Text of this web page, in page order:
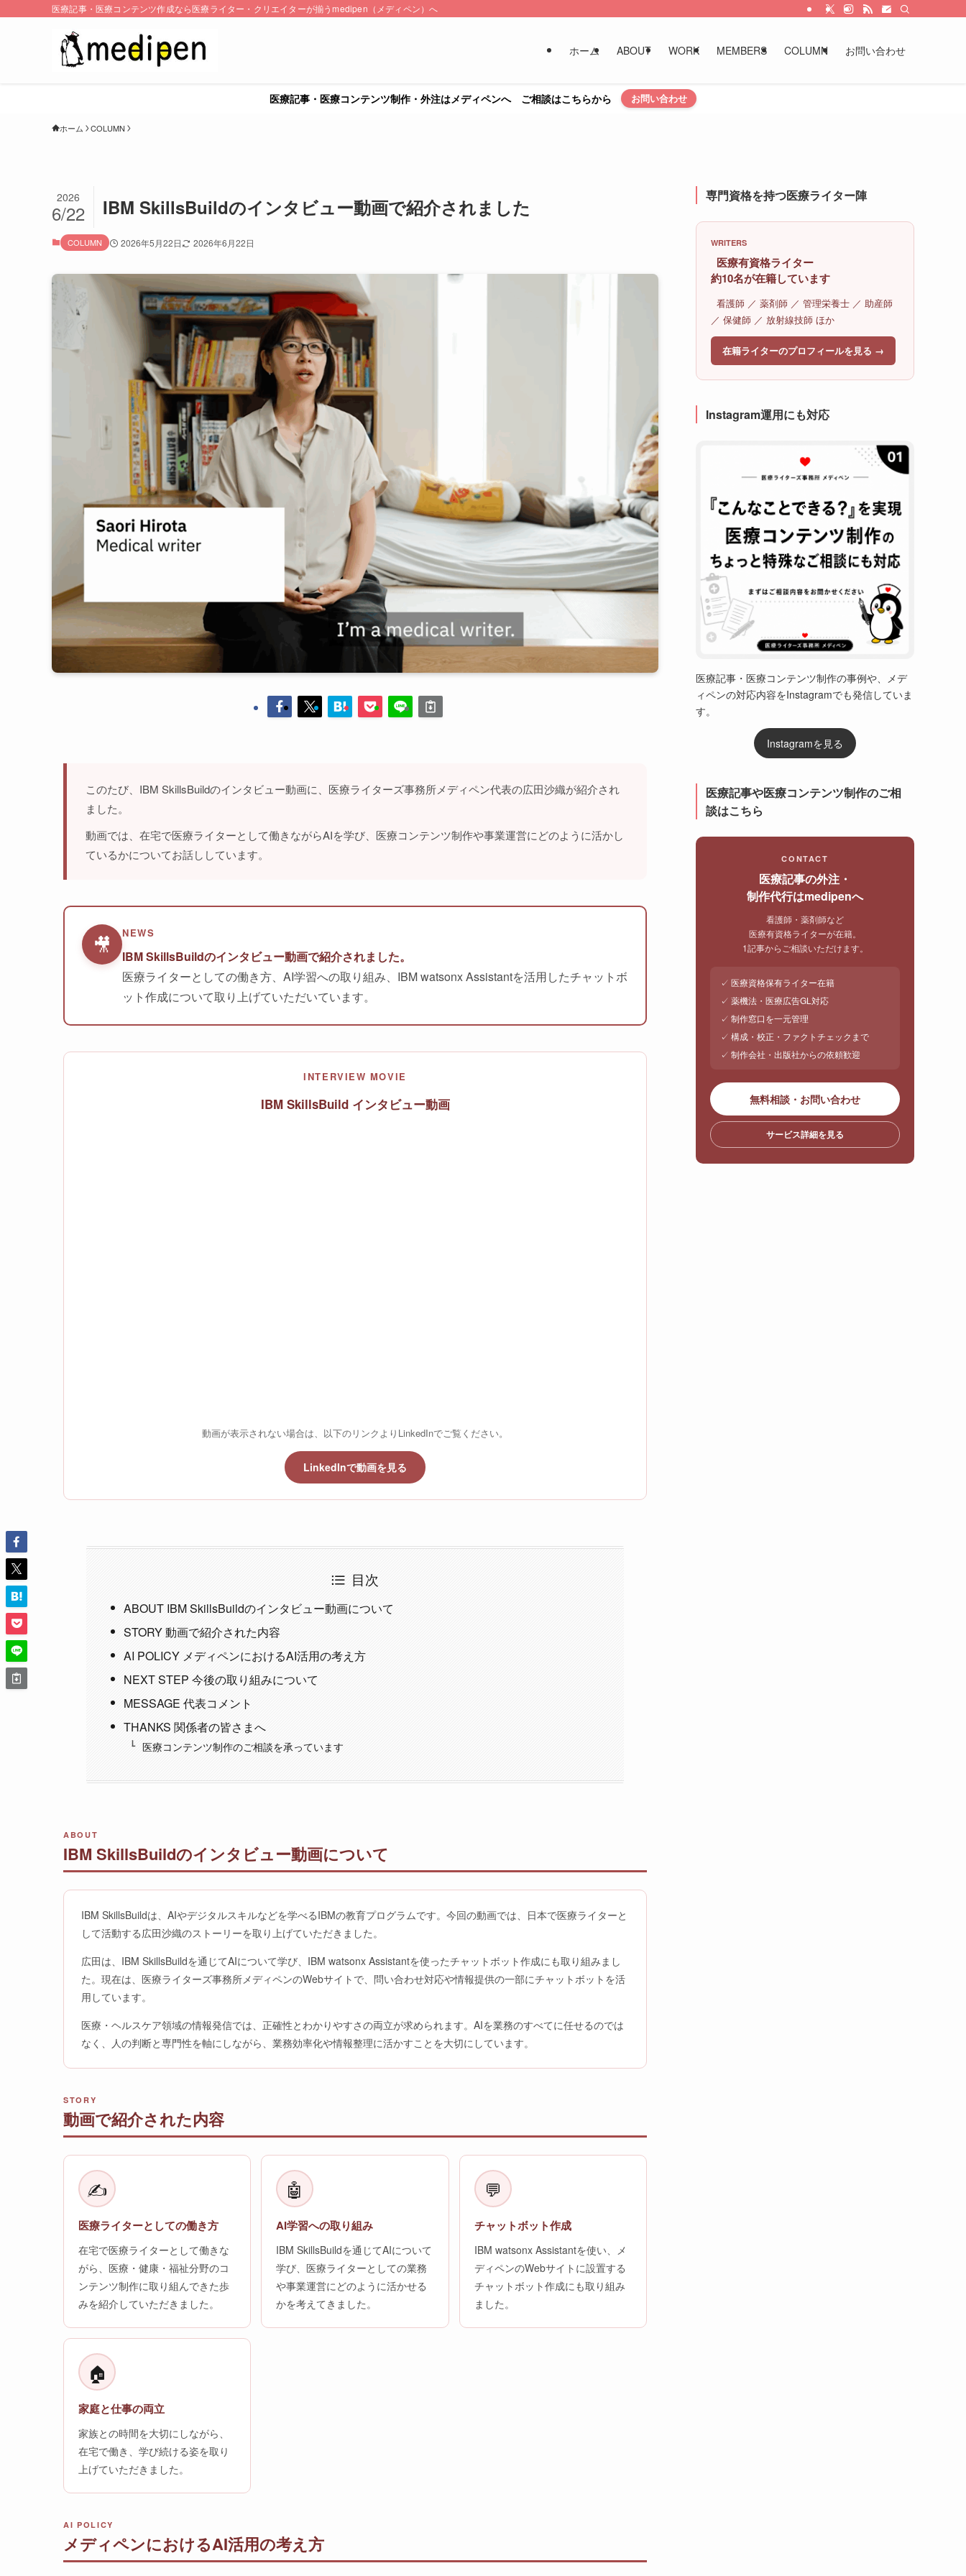
医療記事・医療コンテンツ作成なら医療ライター・クリエイターが揃うmedipen（メディペン）へ
ホーム ABOUT WORK MEMBERS COLUMN お問い合わせ
医療記事・医療コンテンツ制作・外注はメディペンへ ご相談はこちらから お問い合わせ
ホーム COLUMN
IBM SkillsBuildのインタビュー動画で紹介されました
2026
6/22
COLUMN 2026年5月22日 2026年6月22日
このたび、IBM SkillsBuildのインタビュー動画に、医療ライターズ事務所メディペン代表の広田沙織が紹介され
ました。
動画では、在宅で医療ライターとして働きながらAIを学び、医療コンテンツ制作や事業運営にどのように活かし
ているかについてお話ししています。
🎥 NEWS
IBM SkillsBuildのインタビュー動画で紹介されました。
医療ライターとしての働き方、AI学習への取り組み、IBM watsonx Assistantを活用したチャットボ
ット作成について取り上げていただいています。
INTERVIEW MOVIE
IBM SkillsBuild インタビュー動画
動画が表示されない場合は、以下のリンクよりLinkedInでご覧ください。
LinkedInで動画を見る
目次
ABOUT IBM SkillsBuildのインタビュー動画について
STORY 動画で紹介された内容
AI POLICY メディペンにおけるAI活用の考え方
NEXT STEP 今後の取り組みについて
MESSAGE 代表コメント
THANKS 関係者の皆さまへ
医療コンテンツ制作のご相談を承っています
ABOUT
IBM SkillsBuildのインタビュー動画について
IBM SkillsBuildは、AIやデジタルスキルなどを学べるIBMの教育プログラムです。今回の動画では、日本で医療ライターと
して活動する広田沙織のストーリーを取り上げていただきました。
広田は、IBM SkillsBuildを通じてAIについて学び、IBM watsonx Assistantを使ったチャットボット作成にも取り組みまし
た。現在は、医療ライターズ事務所メディペンのWebサイトで、問い合わせ対応や情報提供の一部にチャットボットを活
用しています。
医療・ヘルスケア領域の情報発信では、正確性とわかりやすさの両立が求められます。AIを業務のすべてに任せるのでは
なく、人の判断と専門性を軸にしながら、業務効率化や情報整理に活かすことを大切にしています。
STORY
動画で紹介された内容
✍️
医療ライターとしての働き方
在宅で医療ライターとして働きな
がら、医療・健康・福祉分野のコ
ンテンツ制作に取り組んできた歩
みを紹介していただきました。
🤖
AI学習への取り組み
IBM SkillsBuildを通じてAIについて
学び、医療ライターとしての業務
や事業運営にどのように活かせる
かを考えてきました。
💬
チャットボット作成
IBM watsonx Assistantを使い、メ
ディペンのWebサイトに設置する
チャットボット作成にも取り組み
ました。
🏠
家庭と仕事の両立
家族との時間を大切にしながら、
在宅で働き、学び続ける姿を取り
上げていただきました。
AI POLICY
メディペンにおけるAI活用の考え方
専門資格を持つ医療ライター陣
WRITERS
医療有資格ライター
約10名が在籍しています
看護師 ／ 薬剤師 ／ 管理栄養士 ／ 助産師
／ 保健師 ／ 放射線技師 ほか
在籍ライターのプロフィールを見る →
Instagram運用にも対応
医療記事・医療コンテンツ制作の事例や、メデ
ィペンの対応内容をInstagramでも発信していま
す。
Instagramを見る
医療記事や医療コンテンツ制作のご相
談はこちら
CONTACT
医療記事の外注・
制作代行はmedipenへ
看護師・薬剤師など
医療有資格ライターが在籍。
1記事からご相談いただけます。
✓ 医療資格保有ライター在籍
✓ 薬機法・医療広告GL対応
✓ 制作窓口を一元管理
✓ 構成・校正・ファクトチェックまで
✓ 制作会社・出版社からの依頼歓迎
無料相談・お問い合わせ
サービス詳細を見る